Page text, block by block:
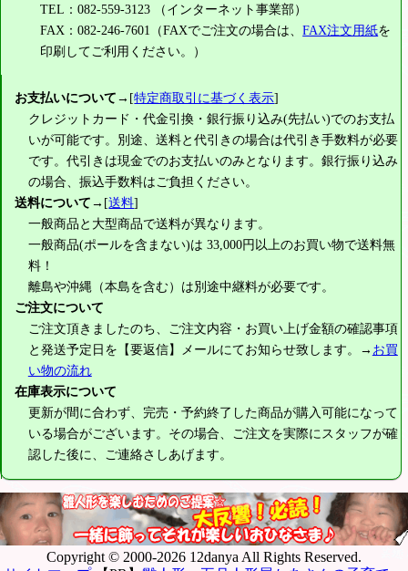
TEL：082-559-3123 （インターネット事業部）
FAX：082-246-7601（FAXでご注文の場合は、FAX注文用紙を
印刷してご利用ください。）
お支払いについて→[特定商取引に基づく表示]
クレジットカード・代金引換・銀行振り込み(先払い)でのお支払
いが可能です。別途、送料と代引きの場合は代引き手数料が必要
です。代引きは現金でのお支払いのみとなります。銀行振り込み
の場合、振込手数料はご負担ください。
送料について→[送料]
一般商品と大型商品で送料が異なります。
一般商品(ポールを含まない)は 33,000円以上のお買い物で送料無
料！
離島や沖縄（本島を含む）は別途中継料が必要です。
ご注文について
ご注文頂きましたのち、ご注文内容・お買い上げ金額の確認事項
と発送予定日を【要返信】メールにてお知らせ致します。→ お買
い物の流れ
在庫表示について
更新が間に合わず、完売・予約終了した商品が購入可能になって
いる場合がございます。その場合、ご注文を実際にスタッフが確
認した後に、ご連絡さしあげます。
Copyright © 2000-2026 12danya All Rights Reserved.